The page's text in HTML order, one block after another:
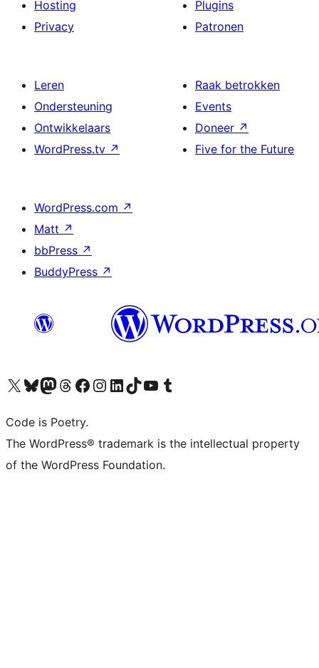
Hosting
Privacy
Plugins
Patronen
Leren
Ondersteuning
Ontwikkelaars
WordPress.tv ↗
Raak betrokken
Events
Doneer ↗
Five for the Future
WordPress.com ↗
Matt ↗
bbPress ↗
BuddyPress ↗
Bezoek ons X (voorheen Twitter) account
Bezoek onze Bluesky account
Bezoek ons Mastodon account
Bezoek onze Threads account
Onze Facebookpagina bezoeken
Bezoek onze Instagram account
Bezoek onze LinkedIn account
Bezoek onze TikTok account
Bezoek ons YouTube kanaalBezoek onze Tumblr account
Code is Poetry.
The WordPress® trademark is the intellectual property
of the WordPress Foundation.